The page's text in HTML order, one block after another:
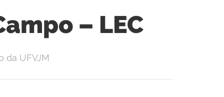
– LEC
da UFVJM